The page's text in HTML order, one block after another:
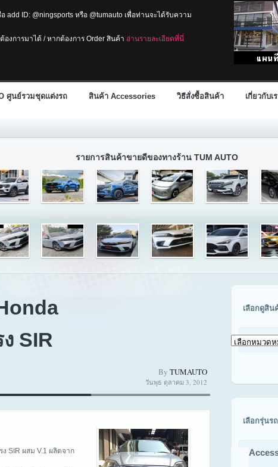
add ID: @ningsports หรือ @tumauto เพื่อท่านจะได้รับความ
งการมาได้ / หากต้องการ Order สินค้า อ่านรายละเอียดที่นี่
ศูนย์รวมชุดแต่งรถ สินค้า Accessories วิธีสั่งซื้อสินค้า เกี่ยวกับเ
รายการสินค้าขายดีของทางร้าน TUM AUTO
SIR
By TUMAUTO
วันพุธ ตุลาคม 3, 2012
SIR ผสม V.1 ผลิตจาก
เลือกดูสิน
เลือก
รุ่น
เลือกรุ่นรถ